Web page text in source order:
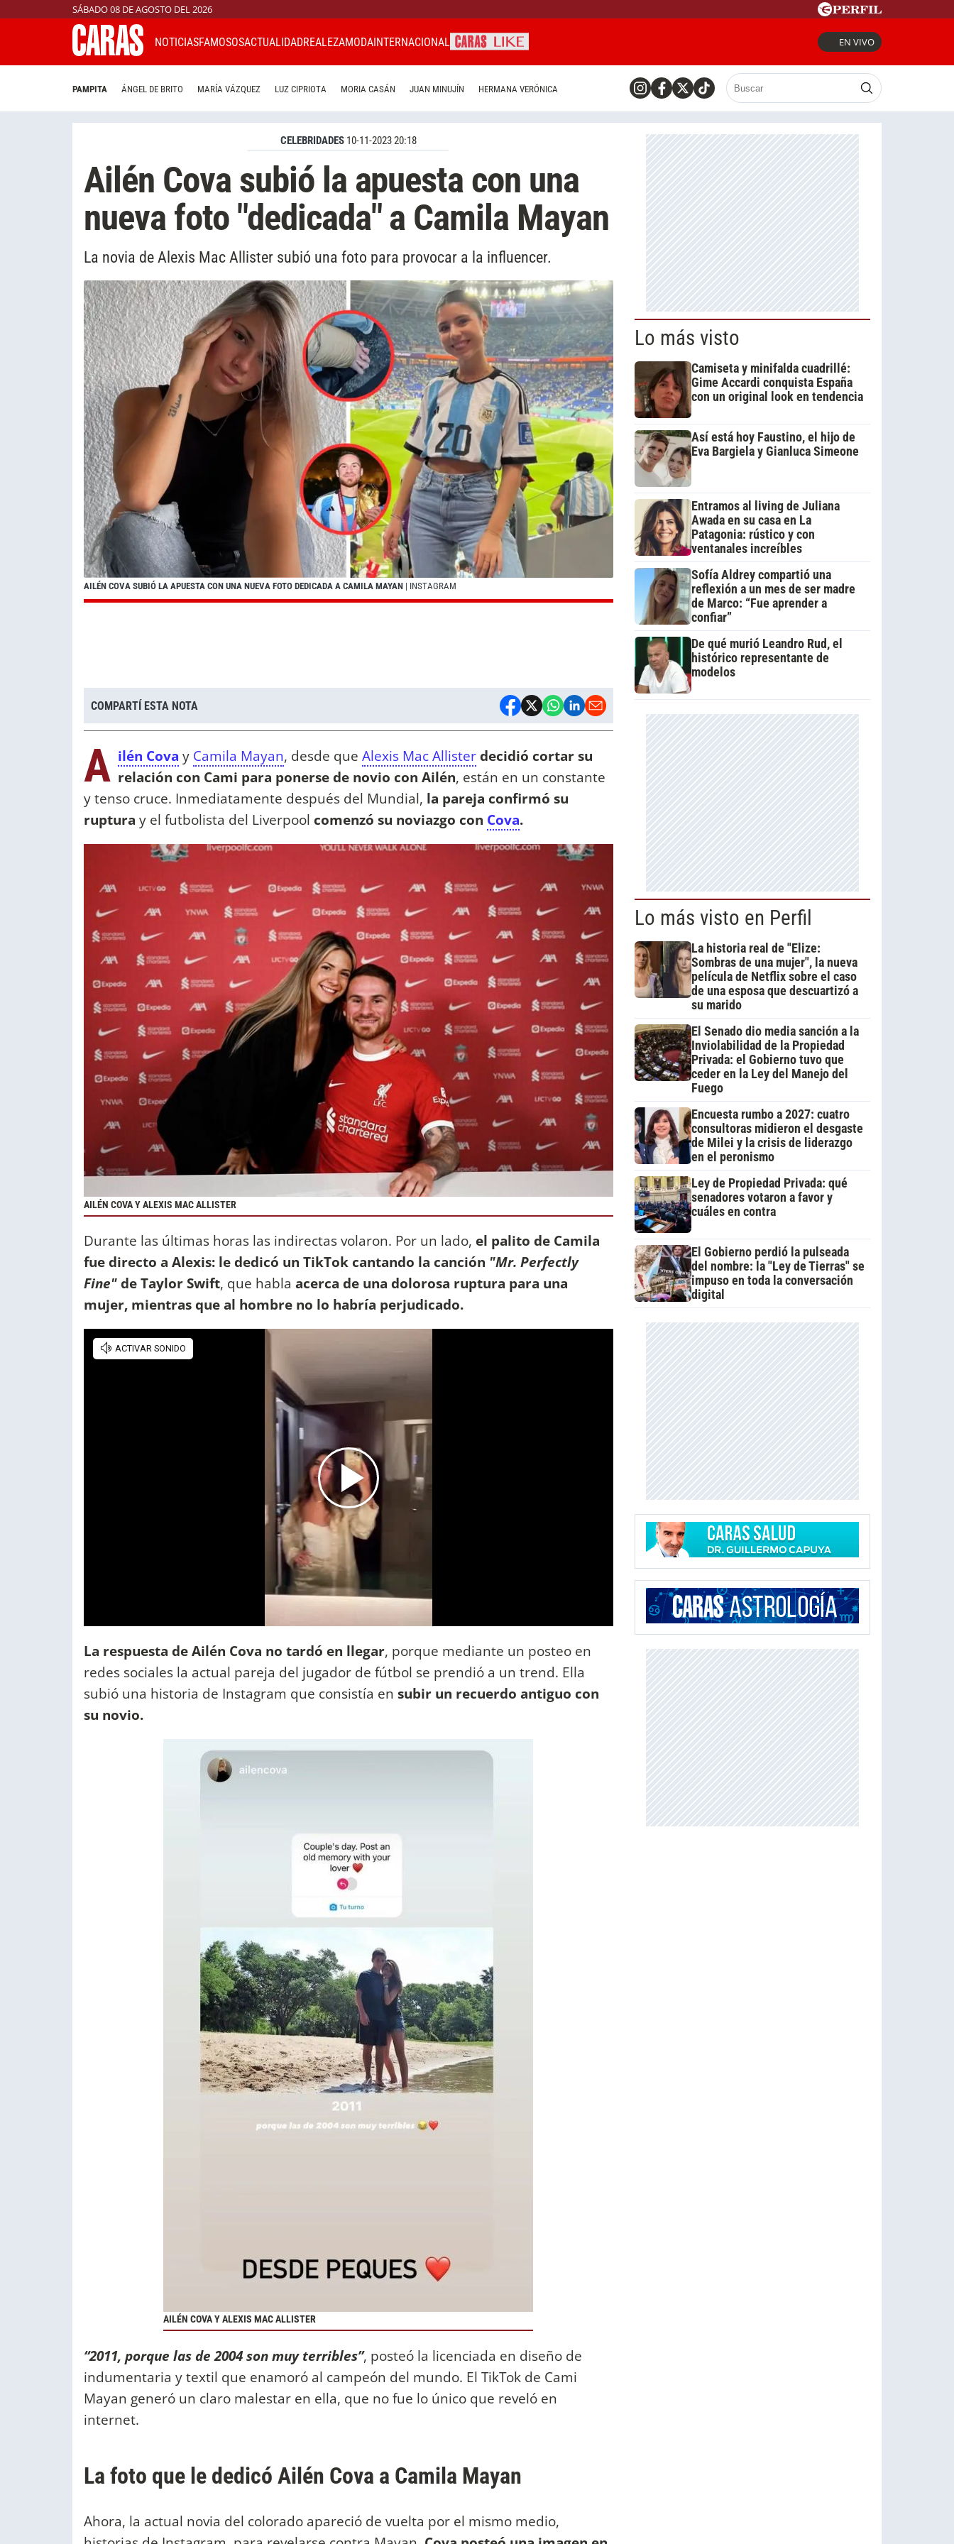
SÁBADO 08 DE AGOSTO DEL 2026
NOTICIASFAMOSOSACTUALIDADREALEZAMODAINTERNACIONAL EN VIVO
PAMPITA ÁNGEL DE BRITO MARÍA VÁZQUEZ LUZ CIPRIOTA MORIA CASÁN JUAN MINUJÍN HERMANA VERÓNICA
CELEBRIDADES 10-11-2023 20:18
Ailén Cova subió la apuesta con una
nueva foto "dedicada" a Camila Mayan
La novia de Alexis Mac Allister subió una foto para provocar a la influencer.
AILÉN COVA SUBIÓ LA APUESTA CON UNA NUEVA FOTO DEDICADA A CAMILA MAYAN | INSTAGRAM
COMPARTÍ ESTA NOTA
A ilén Cova y Camila Mayan, desde que Alexis Mac Allisterdecidió cortar su
relación con Cami para ponerse de novio con Ailén, están en un constante
y tenso cruce. Inmediatamente después del Mundial, la pareja confirmó su
ruptura y el futbolista del Liverpool comenzó su noviazgo con Cova.
AILÉN COVA Y ALEXIS MAC ALLISTER
Durante las últimas horas las indirectas volaron. Por un lado, el palito de Camila
fue directo a Alexis: le dedicó un TikTok cantando la canción "Mr. Perfectly
Fine"de Taylor Swift, que habla acerca de una dolorosa ruptura para una
mujer, mientras que al hombre no lo habría perjudicado.
La respuesta de Ailén Cova no tardó en llegar, porque mediante un posteo en
redes sociales la actual pareja del jugador de fútbol se prendió a un trend. Ella
subió una historia de Instagram que consistía en subir un recuerdo antiguo con
su novio.
AILÉN COVA Y ALEXIS MAC ALLISTER
“2011, porque las de 2004 son muy terribles”, posteó la licenciada en diseño de
indumentaria y textil que enamoró al campeón del mundo. El TikTok de Cami
Mayan generó un claro malestar en ella, que no fue lo único que reveló en
internet.
La foto que le dedicó Ailén Cova a Camila Mayan
Ahora, la actual novia del colorado apareció de vuelta por el mismo medio,
Lo más visto
Camiseta y minifalda cuadrillé:
Gime Accardi conquista España
con un original look en tendencia
Así está hoy Faustino, el hijo de
Eva Bargiela y Gianluca Simeone
Entramos al living de Juliana
Awada en su casa en La
Patagonia: rústico y con
ventanales increíbles
Sofía Aldrey compartió una
reflexión a un mes de ser madre
de Marco: “Fue aprender a
confiar”
De qué murió Leandro Rud, el
histórico representante de
modelos
Lo más visto en Perfil
La historia real de "Elize:
Sombras de una mujer", la nueva
película de Netflix sobre el caso
de una esposa que descuartizó a
su marido
El Senado dio media sanción a la
Inviolabilidad de la Propiedad
Privada: el Gobierno tuvo que
ceder en la Ley del Manejo del
Fuego
Encuesta rumbo a 2027: cuatro
consultoras midieron el desgaste
de Milei y la crisis de liderazgo
en el peronismo
Ley de Propiedad Privada: qué
senadores votaron a favor y
cuáles en contra
El Gobierno perdió la pulseada
del nombre: la "Ley de Tierras" se
impuso en toda la conversación
digital